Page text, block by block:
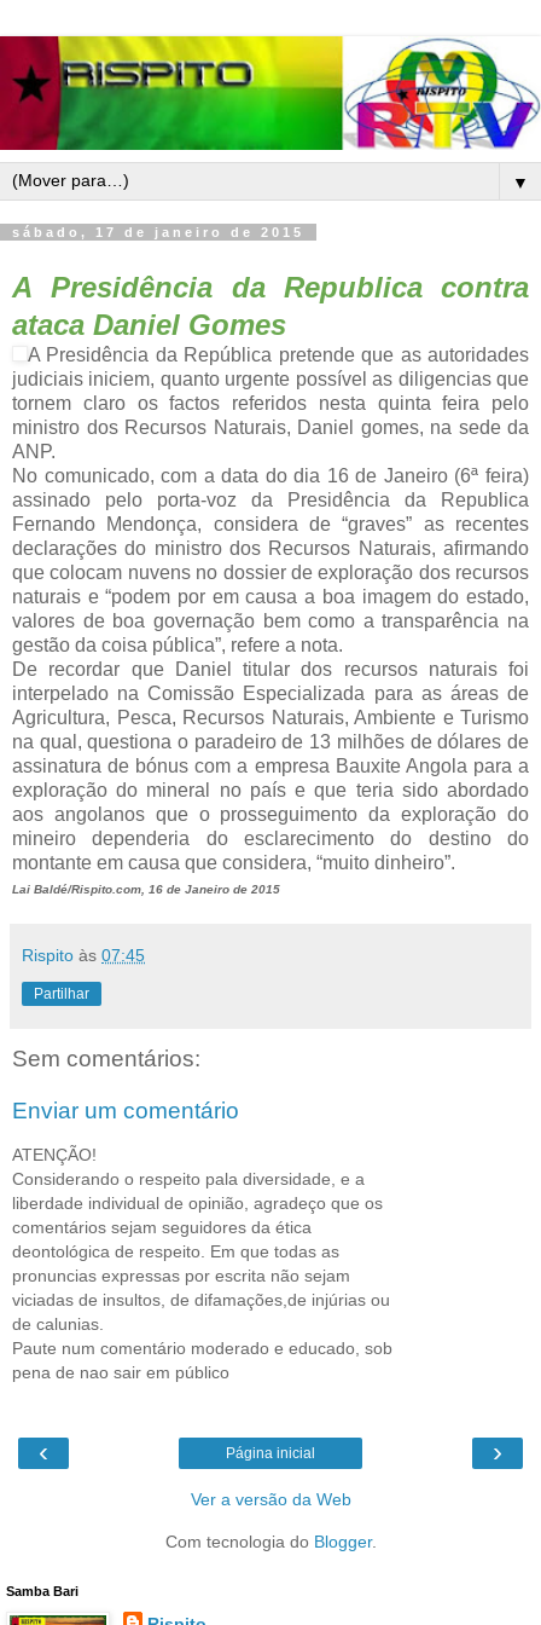
▼
sábado, 17 de janeiro de 2015
APresidência da Republica contra
ataca Daniel Gomes
A Presidência da República pretende que as autoridades
judiciais iniciem, quanto urgente possível as diligencias que
tornem claro os factos referidos nesta quinta feira pelo
ministro dos Recursos Naturais, Daniel gomes, na sede da
ANP.
No comunicado, com a data do dia 16 de Janeiro (6ª feira)
assinado pelo porta-voz da Presidência da Republica
Fernando Mendonça, considera de “graves” as recentes
declarações do ministro dos Recursos Naturais, afirmando
que colocam nuvens no dossier de exploração dos recursos
naturais e “podem por em causa a boa imagem do estado,
valores de boa governação bem como a transparência na
gestão da coisa pública”, refere a nota.
De recordar que Daniel titular dos recursos naturais foi
interpelado na Comissão Especializada para as áreas de
Agricultura, Pesca, Recursos Naturais, Ambiente e Turismo
na qual, questiona o paradeiro de 13 milhões de dólares de
assinatura de bónus com a empresa Bauxite Angola para a
exploração do mineral no país e que teria sido abordado
aos angolanos que o prosseguimento da exploração do
mineiro dependeria do esclarecimento do destino do
montante em causa que considera, “muito dinheiro”.
Lai Baldé/Rispito.com, 16 de Janeiro de 2015
Rispito às 07:45
Partilhar
Sem comentários:
Enviar um comentário
ATENÇÃO!
Considerando o respeito pala diversidade, e a
liberdade individual de opinião, agradeço que os
comentários sejam seguidores da ética
deontológica de respeito. Em que todas as
pronuncias expressas por escrita não sejam
viciadas de insultos, de difamações,de injúrias ou
de calunias.
Paute num comentário moderado e educado, sob
pena de nao sair em público
‹ ›
Página inicial
Ver a versão da Web
Com tecnologia do Blogger.
Samba Bari